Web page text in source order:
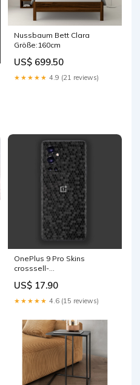
Nussbaum Bett Clara
Größe:160cm
US$ 699.50
★★★★★ 4.9 (21 reviews)
OnePlus 9 Pro Skins
crosssell-
US$ 17.90
★★★★★ 4.6 (15 reviews)